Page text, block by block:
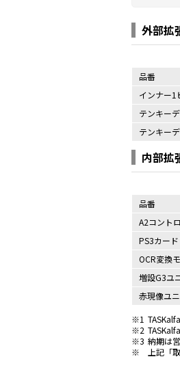
外部拡
品番
インナー1
テンキー
テンキー
内部拡
品番
A2コント
PS3カー
OCR変換
増設G3ユ
赤現像ユ
※1
※2
※3 納期は
※
上記「